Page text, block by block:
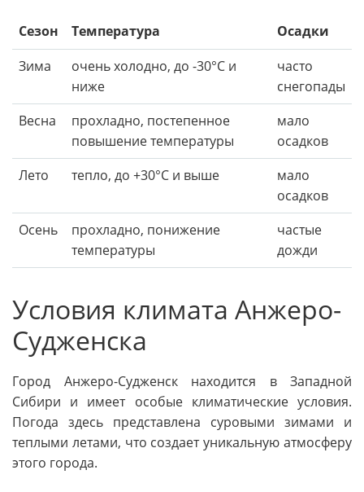
Сезон Температура
Осадки
Зима
очень холодно, до -30°C и
ниже
часто
снегопады
Весна
прохладно, постепенное
повышение температуры
мало
осадков
Лето
тепло, до +30°C и выше
мало
осадков
Осень
прохладно, понижение
температуры
частые
дожди
Условия климата Анжеро-
Судженска
Город Анжеро-Судженск находится в Западной
Сибири и имеет особые климатические условия.
Погода здесь представлена суровыми зимами и
теплыми летами, что создает уникальную атмосферу
этого города.